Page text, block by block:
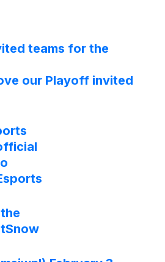
teams for the
our Playoff invited